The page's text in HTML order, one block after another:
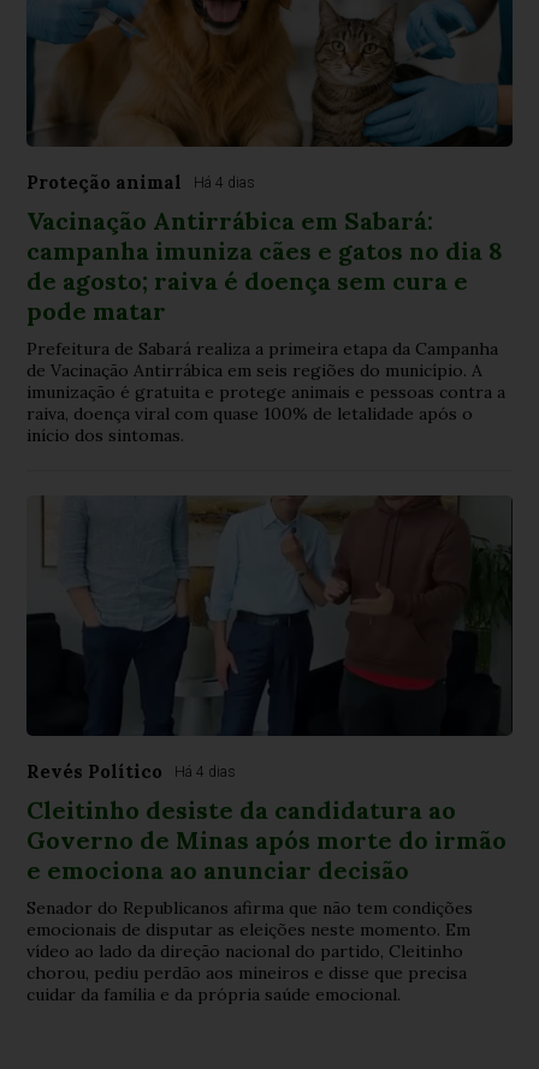
Proteção animal Há 4 dias
Vacinação Antirrábica em Sabará:
campanha imuniza cães e gatos no dia 8
de agosto; raiva é doença sem cura e
pode matar
Prefeitura de Sabará realiza a primeira etapa da Campanha
de Vacinação Antirrábica em seis regiões do município. A
imunização é gratuita e protege animais e pessoas contra a
raiva, doença viral com quase 100% de letalidade após o
início dos sintomas.
Revés Político Há 4 dias
Cleitinho desiste da candidatura ao
Governo de Minas após morte do irmão
e emociona ao anunciar decisão
Senador do Republicanos afirma que não tem condições
emocionais de disputar as eleições neste momento. Em
vídeo ao lado da direção nacional do partido, Cleitinho
chorou, pediu perdão aos mineiros e disse que precisa
cuidar da família e da própria saúde emocional.